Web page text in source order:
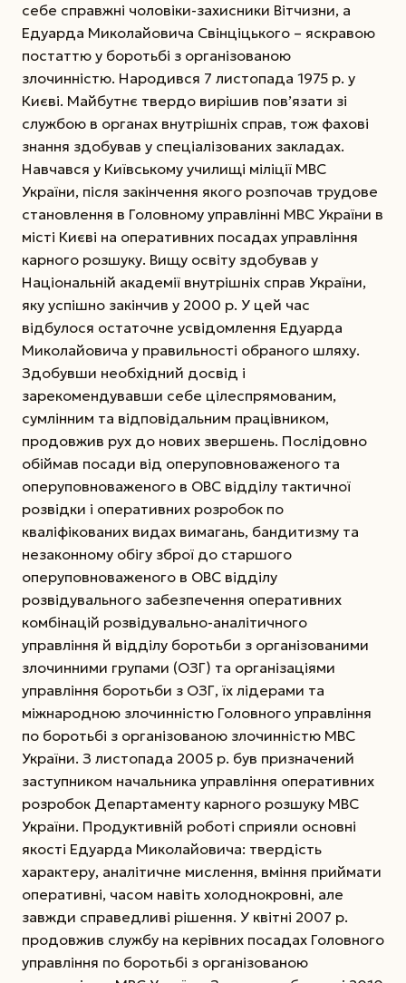
себе справжні чоловіки-захисники Вітчизни, а
Едуарда Миколайовича Свінціцького – яскравою
постаттю у боротьбі з організованою
злочинністю. Народився 7 листопада 1975 р. у
Києві. Майбутнє твердо вирішив пов’язати зі
службою в органах внутрішніх справ, тож фахові
знання здобував у спеціалізованих закладах.
Навчався у Київському училищі міліції МВС
України, після закінчення якого розпочав трудове
становлення в Головному управлінні МВС України в
місті Києві на оперативних посадах управління
карного розшуку. Вищу освіту здобував у
Національній академії внутрішніх справ України,
яку успішно закінчив у 2000 р. У цей час
відбулося остаточне усвідомлення Едуарда
Миколайовича у правильності обраного шляху.
Здобувши необхідний досвід і
зарекомендувавши себе цілеспрямованим,
сумлінним та відповідальним працівником,
продовжив рух до нових звершень. Послідовно
обіймав посади від оперуповноваженого та
оперуповноваженого в ОВС відділу тактичної
розвідки і оперативних розробок по
кваліфікованих видах вимагань, бандитизму та
незаконному обігу зброї до старшого
оперуповноваженого в ОВС відділу
розвідувального забезпечення оперативних
комбінацій розвідувально-аналітичного
управління й відділу боротьби з організованими
злочинними групами (ОЗГ) та організаціями
управління боротьби з ОЗГ, їх лідерами та
міжнародною злочинністю Головного управління
по боротьбі з організованою злочинністю МВС
України. З листопада 2005 р. був призначений
заступником начальника управління оперативних
розробок Департаменту карного розшуку МВС
України. Продуктивній роботі сприяли основні
якості Едуарда Миколайовича: твердість
характеру, аналітичне мислення, вміння приймати
оперативні, часом навіть холоднокровні, але
завжди справедливі рішення. У квітні 2007 р.
продовжив службу на керівних посадах Головного
управління по боротьбі з організованою